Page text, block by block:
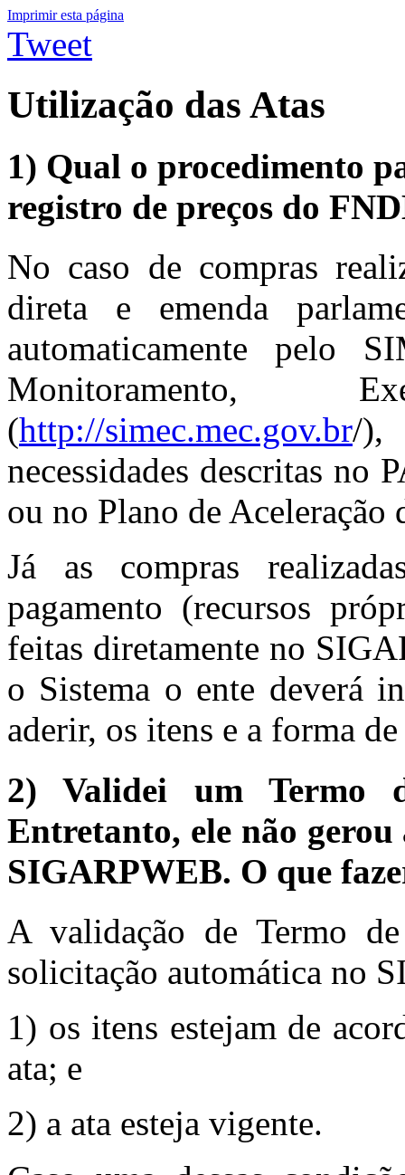
Imprimir esta página
Tweet
Utilização das Atas
1) Qual o procedimento
registro de preços do
No caso de compras
direta e emenda
automaticamente pelo
Monitoramento,
(http://simec.mec.gov.br/),
necessidades descritas no
ou no Plano de Aceleração
Já as compras
pagamento (recursos
feitas diretamente no
o Sistema o ente deverá
aderir, os itens e a forma
2) Validei um Termo
Entretanto, ele não
SIGARPWEB. O que
A validação de Termo
solicitação automática no
1) os itens estejam de
ata; e
2) a ata esteja vigente.